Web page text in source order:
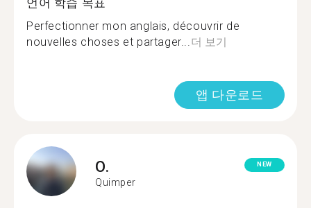
언어 학습 목표
Perfectionner mon anglais, découvrir de
nouvelles choses et partager...더 보기
앱 다운로드
O.
Quimper
NEW